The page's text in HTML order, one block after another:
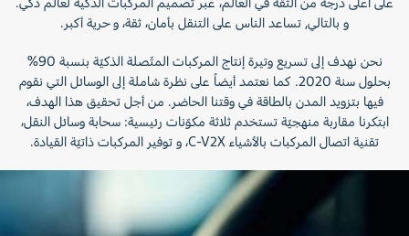
و بالتالي, تساعد الناس على التنقل بأمان، ثقة، و حرية أكبر.
نحن نهدف إلى تسريع وتيرة إنتاج المركبات المتّصلة الذكيّة بنسبة 90%
بحلول سنة 2020. كما نعتمد أيضاً على نظرة شاملة إلى الوسائل التي نقوم
فيها بتزويد المدن بالطاقة في وقتنا الحاضر. من أجل تحقيق هذا الهدف،
ابتكرنا مقاربة منهجيّة تستخدم ثلاثة مكوّنات رئيسية: سحابة وسائل النقل،
تقنية اتصال المركبات بالأشياء C-V2X، و توفير المركبات ذاتيّة القيادة.